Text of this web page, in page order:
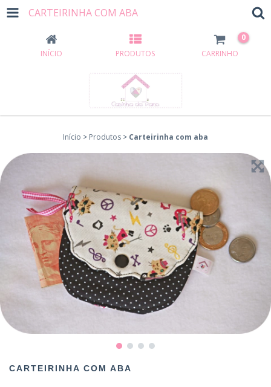
CARTEIRINHA COM ABA
INÍCIO PRODUTOS CARRINHO
0
Início > Produtos > Carteirinha com aba
CARTEIRINHA COM ABA